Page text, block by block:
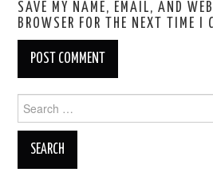
SAVE MY NAME, EMAIL, AND
BROWSER FOR THE NEXT TIME I
for: